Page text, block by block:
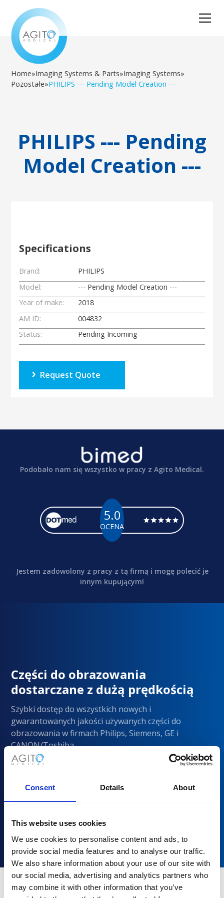
Consent Details About
This website uses cookies
We use cookies to personalise content and ads, to
provide social media features and to analyse our traffic.
We also share information about your use of our site with
our social media, advertising and analytics partners who
may combine it with other information that you’ve
Home»Imaging Systems & Parts»Imaging Systems»
Pozostałe»PHILIPS --- Pending Model Creation ---
PHILIPS --- Pending
Model Creation ---
Specifications
Brand:
PHILIPS
Model:
--- Pending Model Creation ---
Year of make:
2018
AM ID:
004832
Status:
Pending Incoming
Request Quote
Podobało nam się wszystko w pracy z Agito Medical.
5.0
OCENA
Jestem zadowolony z pracy z tą firmą i mogę polecić je
innym kupującym!
Części do obrazowania
dostarczane z dużą prędkością
Szybki dostęp do wszystkich nowych i
gwarantowanych jakości używanych części do
obrazowania w firmach Philips, Siemens, GE i
CANON/Toshiba